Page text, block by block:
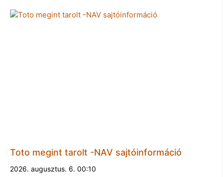
Toto megint tarolt -NAV sajtóinformáció
2026. augusztus. 6. 00:10